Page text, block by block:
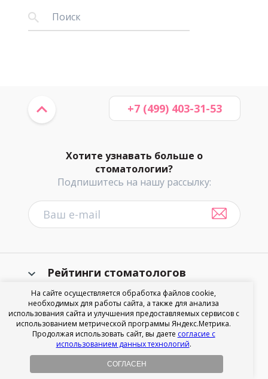
Хотите узнавать больше о
стоматологии?
Подпишитесь на нашу рассылку:
+7 (499) 403-31-53
Рейтинги стоматологов
Рейтинг детских стоматологов
Рейтинг имплантологов
Рейтинг ортодонтов
Рейтинг гнатологов
На сайте осуществляется обработка файлов cookie,
необходимых для работы сайта, а также для анализа
использования сайта и улучшения предоставляемых сервисов с
использованием метрической программы Яндекс.Метрика.
Продолжая использовать сайт, вы даете согласие с
использованием данных технологий.
СОГЛАСЕН